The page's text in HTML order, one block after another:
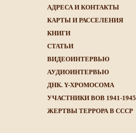
АДРЕСА И КОНТАКТЫ
КАРТЫ И РАССЕЛЕНИЯ
КНИГИ
CТАТЬИ
ВИДЕОИНТЕРВЬЮ
АУДИОИНТЕРВЬЮ
ДНК. Y-ХРОМОСОМА
УЧАСТНИКИ ВОВ 1941-1945
ЖЕРТВЫ ТЕРРОРА В СССР